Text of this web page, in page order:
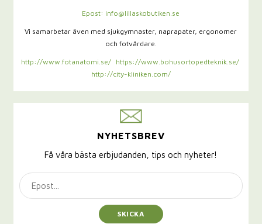
Epost: info@lillaskobutiken.se
Vi samarbetar även med sjukgymnaster, naprapater, ergonomer
och fotvårdare.
http://www.fotanatomi.se/
https://www.bohusortopedteknik.se/
http://city-kliniken.com/
NYHETSBREV
Få våra bästa erbjudanden, tips och nyheter!
SKICKA